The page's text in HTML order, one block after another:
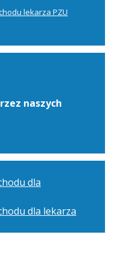
lekarza PZU
naszych
dla
dla lekarza